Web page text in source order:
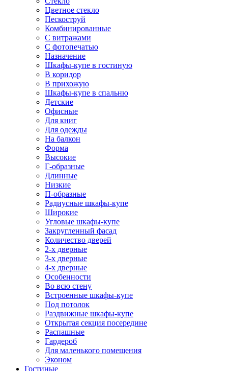
Цветное стекло
Пескоструй
Комбинированные
С витражами
С фотопечатью
Назначение
Шкафы-купе в гостиную
В коридор
В прихожую
Шкафы-купе в спальню
Детские
Офисные
Для книг
Для одежды
На балкон
Форма
Высокие
Г-образные
Длинные
Низкие
П-образные
Радиусные шкафы-купе
Широкие
Угловые шкафы-купе
Закругленный фасад
Количество дверей
2-х дверные
3-х дверные
4-х дверные
Особенности
Во всю стену
Встроенные шкафы-купе
Под потолок
Раздвижные шкафы-купе
Открытая секция посередине
Распашные
Гардероб
Для маленького помещения
Эконом
Гостиные